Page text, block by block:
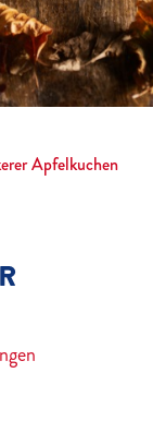
Apfelkuchen